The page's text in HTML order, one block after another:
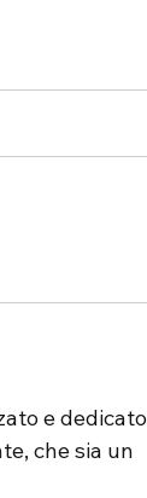
e dedicato
che sia un